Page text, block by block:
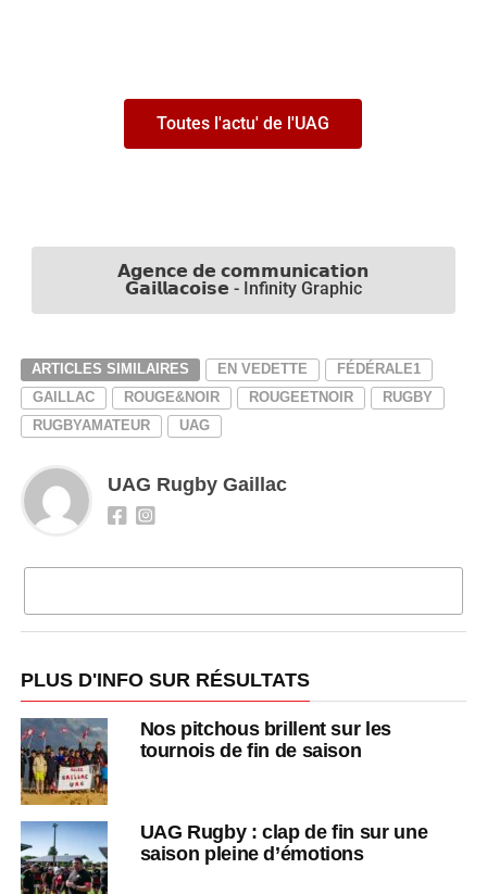
Toutes l'actu' de l'UAG
𝗔𝗴𝗲𝗻𝗰𝗲 𝗱𝗲 𝗰𝗼𝗺𝗺𝘂𝗻𝗶𝗰𝗮𝘁𝗶𝗼𝗻
𝗚𝗮𝗶𝗹𝗹𝗮𝗰𝗼𝗶𝘀𝗲 - Infinity Graphic
ARTICLES SIMILAIRES EN VEDETTE
FÉDÉRALE1
GAILLAC
ROUGE&NOIR ROUGEETNOIR
RUGBY
RUGBYAMATEUR
UAG
UAG Rugby Gaillac
PLUS D'INFO SUR RÉSULTATS
Nos pitchous brillent sur les
tournois de fin de saison
UAG Rugby : clap de fin sur une
saison pleine d’émotions